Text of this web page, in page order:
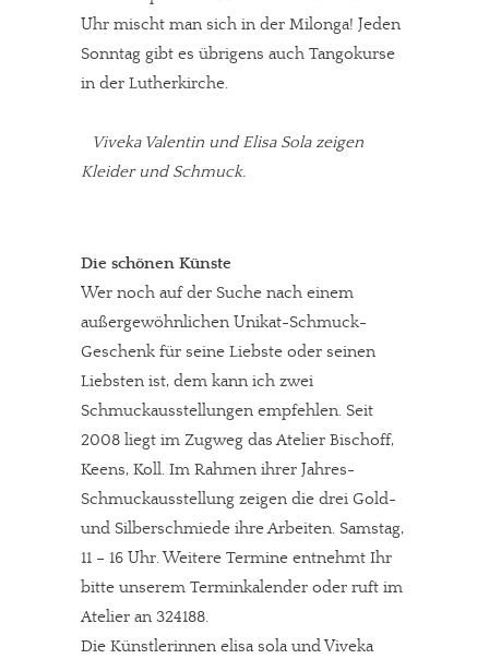
Dir gefällt unsere Arbeit?
meinesuedstadt.de finanziert sich durch Partnerprofile und
Werbung. Beide Einnahmequellen sind in den letzten Monaten
stark zurückgegangen.
Solltest Du unsere unabhängige Berichterstattung schätzen,
kannst Du uns mit einer kleinen Spende unterstützen.
JETZT SPENDEN Schon erledigt!
Uhr mischt man sich in der Milonga! Jeden
Sonntag gibt es übrigens auch Tangokurse
in der Lutherkirche.
Viveka Valentin und Elisa Sola zeigen
Kleider und Schmuck.
Die schönen Künste
Wer noch auf der Suche nach einem
außergewöhnlichen Unikat-Schmuck-
Geschenk für seine Liebste oder seinen
Liebsten ist, dem kann ich zwei
Schmuckausstellungen empfehlen. Seit
2008 liegt im Zugweg das Atelier Bischoff,
Keens, Koll. Im Rahmen ihrer Jahres-
Schmuckausstellung zeigen die drei Gold-
und Silberschmiede ihre Arbeiten. Samstag,
11 – 16 Uhr. Weitere Termine entnehmt Ihr
bitte unserem Terminkalender oder ruft im
Atelier an 324188.
Die Künstlerinnen elisa sola und Viveka